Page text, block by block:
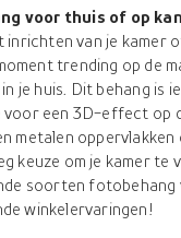
voor thuis of op
inrichten van je kamer
trending op de
je huis. Dit behang is
voor een 3D-effect op
metalen
keuze om je kamer
soorten fotobehang
winkelervaringen!